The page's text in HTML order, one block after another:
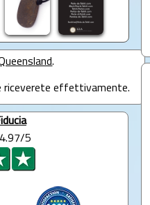
.
riceverete effettivamente.
5